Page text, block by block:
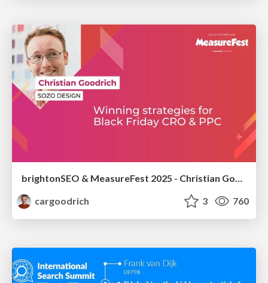
brightonSEO & MeasureFest 2025 - Christian Goodrich - Winning strategies for Black Friday CRO & PPC
cargoodrich
3 760